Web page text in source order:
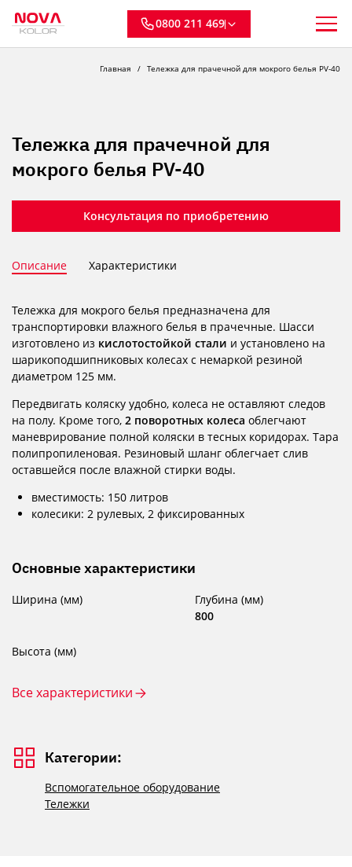
0800 211 469
Главная Тележка для прачечной для мокрого белья PV-40
Тележка для прачечной для
мокрого белья PV-40
Консультация по приобретению
Описание Характеристики
Тележка для мокрого белья предназначена для
транспортировки влажного белья в прачечные. Шасси
изготовлено из кислотостойкой стали и установлено на
шарикоподшипниковых колесах с немаркой резиной
диаметром 125 мм.
Передвигать коляску удобно, колеса не оставляют следов
на полу. Кроме того, 2 поворотных колеса облегчают
маневрирование полной коляски в тесных коридорах. Тара
полипропиленовая. Резиновый шланг облегчает слив
оставшейся после влажной стирки воды.
вместимость: 150 литров
колесики: 2 рулевых, 2 фиксированных
Основные характеристики
Ширина (мм)
Глубина (мм)
800
Высота (мм)
Все характеристики
Категории:
Вспомогательное оборудование
Тележки